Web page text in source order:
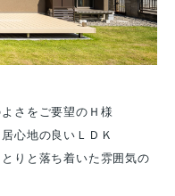
さをご要望のＨ様
心地の良いＬＤＫ
りと落ち着いた雰囲気の